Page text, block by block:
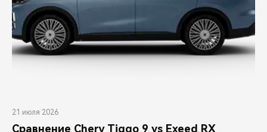
21 июля 2026
Сравнение Chery Tiggo 9 vs Exeed RX